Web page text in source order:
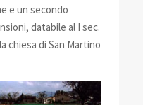
e un secondo
databile al I sec.
chiesa di San Martino